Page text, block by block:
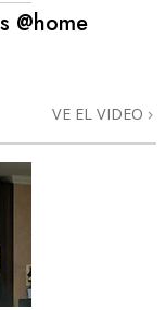
@home
VE EL VIDEO